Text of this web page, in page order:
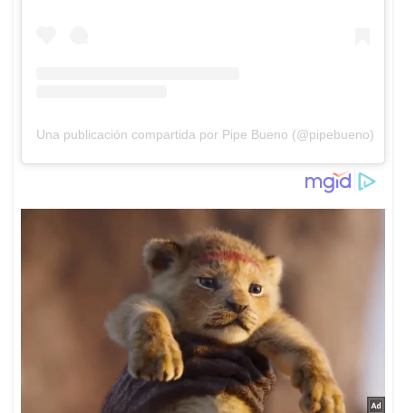
Una publicación compartida por Pipe Bueno (@pipebueno)